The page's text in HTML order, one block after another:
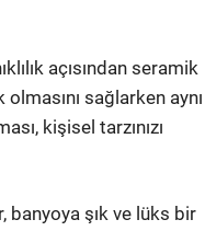
açısından seramik
sağlarken aynı
kişisel tarzınızı
banyoya şık ve lüks bir